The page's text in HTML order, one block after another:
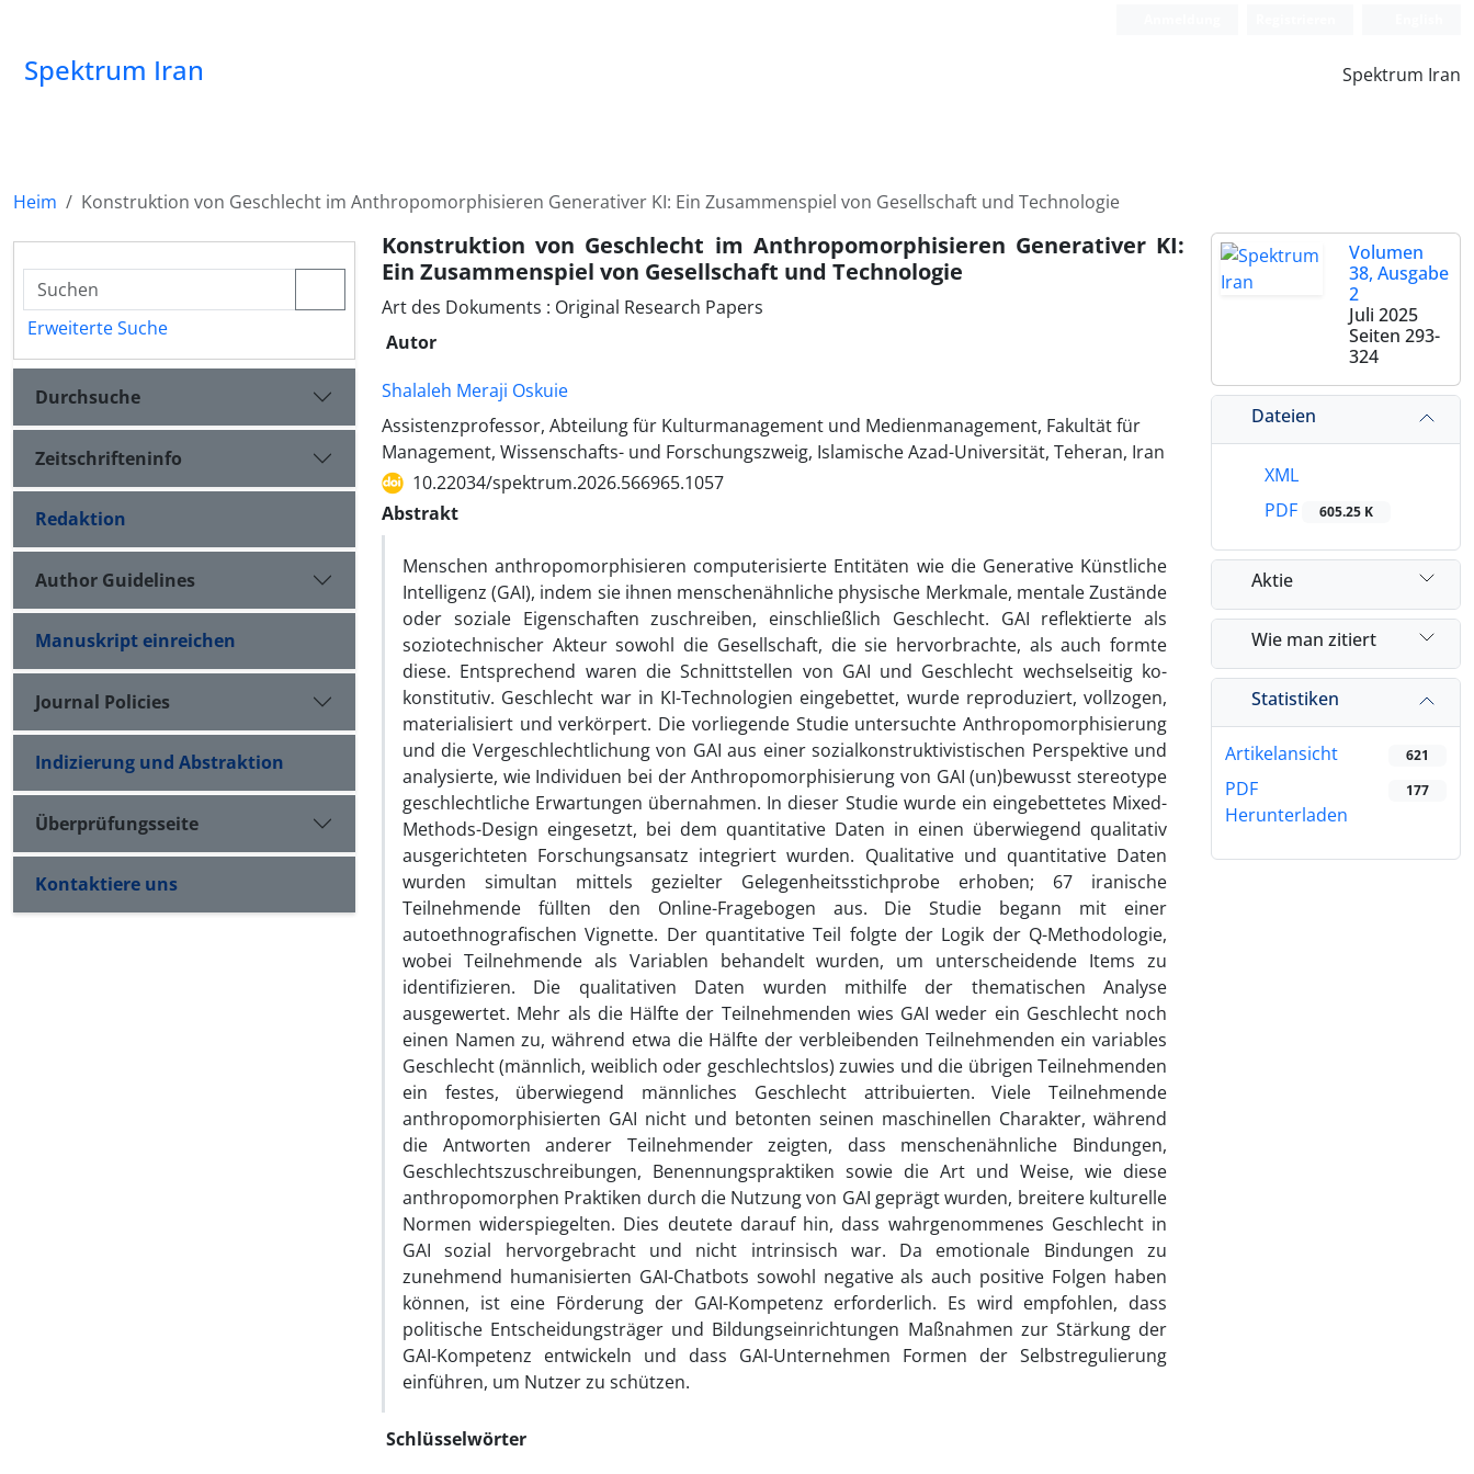
Spektrum Iran Spektrum Iran
Heim Konstruktion von Geschlecht im Anthropomorphisieren Generativer KI: Ein Zusammenspiel von Gesellschaft und Technologie
Konstruktion von Geschlecht im Anthropomorphisieren Generativer KI:
Ein Zusammenspiel von Gesellschaft und Technologie
Art des Dokuments : Original Research Papers
Autor
Shalaleh Meraji Oskuie
Assistenzprofessor, Abteilung für Kulturmanagement und Medienmanagement, Fakultät für
Management, Wissenschafts- und Forschungszweig, Islamische Azad-Universität, Teheran, Iran
10.22034/spektrum.2026.566965.1057
Abstrakt
Menschen anthropomorphisieren computerisierte Entitäten wie die Generative Künstliche
Intelligenz (GAI), indem sie ihnen menschenähnliche physische Merkmale, mentale Zustände
oder soziale Eigenschaften zuschreiben, einschließlich Geschlecht. GAI reflektierte als
soziotechnischer Akteur sowohl die Gesellschaft, die sie hervorbrachte, als auch formte
diese. Entsprechend waren die Schnittstellen von GAI und Geschlecht wechselseitig ko-
konstitutiv. Geschlecht war in KI-Technologien eingebettet, wurde reproduziert, vollzogen,
materialisiert und verkörpert. Die vorliegende Studie untersuchte Anthropomorphisierung
und die Vergeschlechtlichung von GAI aus einer sozialkonstruktivistischen Perspektive und
analysierte, wie Individuen bei der Anthropomorphisierung von GAI (un)bewusst stereotype
geschlechtliche Erwartungen übernahmen. In dieser Studie wurde ein eingebettetes Mixed-
Methods-Design eingesetzt, bei dem quantitative Daten in einen überwiegend qualitativ
ausgerichteten Forschungsansatz integriert wurden. Qualitative und quantitative Daten
wurden simultan mittels gezielter Gelegenheitsstichprobe erhoben; 67 iranische
Teilnehmende füllten den Online-Fragebogen aus. Die Studie begann mit einer
autoethnografischen Vignette. Der quantitative Teil folgte der Logik der Q-Methodologie,
wobei Teilnehmende als Variablen behandelt wurden, um unterscheidende Items zu
identifizieren. Die qualitativen Daten wurden mithilfe der thematischen Analyse
ausgewertet. Mehr als die Hälfte der Teilnehmenden wies GAI weder ein Geschlecht noch
einen Namen zu, während etwa die Hälfte der verbleibenden Teilnehmenden ein variables
Geschlecht (männlich, weiblich oder geschlechtslos) zuwies und die übrigen Teilnehmenden
ein festes, überwiegend männliches Geschlecht attribuierten. Viele Teilnehmende
anthropomorphisierten GAI nicht und betonten seinen maschinellen Charakter, während
die Antworten anderer Teilnehmender zeigten, dass menschenähnliche Bindungen,
Geschlechtszuschreibungen, Benennungspraktiken sowie die Art und Weise, wie diese
anthropomorphen Praktiken durch die Nutzung von GAI geprägt wurden, breitere kulturelle
Normen widerspiegelten. Dies deutete darauf hin, dass wahrgenommenes Geschlecht in
GAI sozial hervorgebracht und nicht intrinsisch war. Da emotionale Bindungen zu
zunehmend humanisierten GAI-Chatbots sowohl negative als auch positive Folgen haben
können, ist eine Förderung der GAI-Kompetenz erforderlich. Es wird empfohlen, dass
politische Entscheidungsträger und Bildungseinrichtungen Maßnahmen zur Stärkung der
GAI-Kompetenz entwickeln und dass GAI-Unternehmen Formen der Selbstregulierung
einführen, um Nutzer zu schützen.
Schlüsselwörter
Volumen
38, Ausgabe
2
Juli 2025
Seiten 293-
324
Dateien
XML
PDF
605.25 K
Aktie
Wie man zitiert
Statistiken
Artikelansicht 621
PDF
Herunterladen
177
Erweiterte Suche
Durchsuche
Zeitschrifteninfo
Redaktion
Author Guidelines
Manuskript einreichen
Journal Policies
Indizierung und Abstraktion
Überprüfungsseite
Kontaktiere uns